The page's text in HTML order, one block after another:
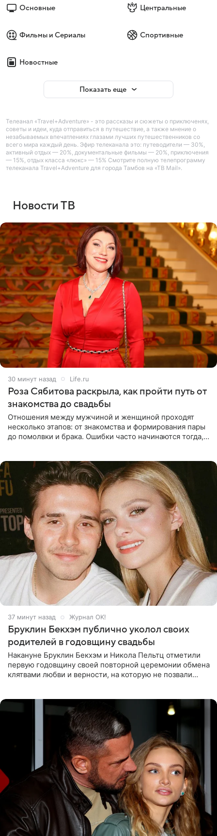
Основные Центральные
Фильмы и Сериалы Спортивные
Новостные
Показать еще
Телеанал «Travel+Adventure» - это рассказы и сюжеты о приключенях,
советы и идеи, куда отправиться в путешествие, а также мнение о
незабываемых впечатлениях глазами лучших путешественников со
всего мира каждый день. Эфир телеканала это: путеводители — 30%,
активный отдых — 20%, документальные фильмы — 20%, приключения
— 15%, отдых класса «люкс» — 15% Смотрите полную телепрограмму
телеканала Travel+Adventure для города Тамбов на «ТВ Mail».
Новости ТВ
30 минут назад Life.ru
Роза Сябитова раскрыла, как пройти путь от
знакомства до свадьбы
Отношения между мужчиной и женщиной проходят
несколько этапов: от знакомства и формирования пары
до помолвки и брака. Ошибки часто начинаются тогда,
37 минут назад Журнал OK!
Бруклин Бекхэм публично уколол своих
родителей в годовщину свадьбы
Накануне Бруклин Бекхэм и Никола Пельтц отметили
первую годовщину своей повторной церемонии обмена
клятвами любви и верности, на которую не позвали